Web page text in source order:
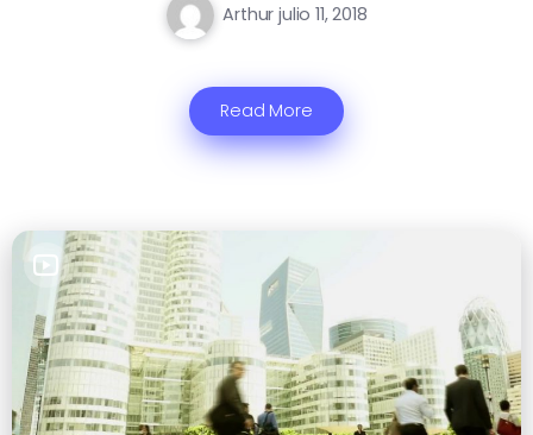
Arthur julio 11, 2018
Read More